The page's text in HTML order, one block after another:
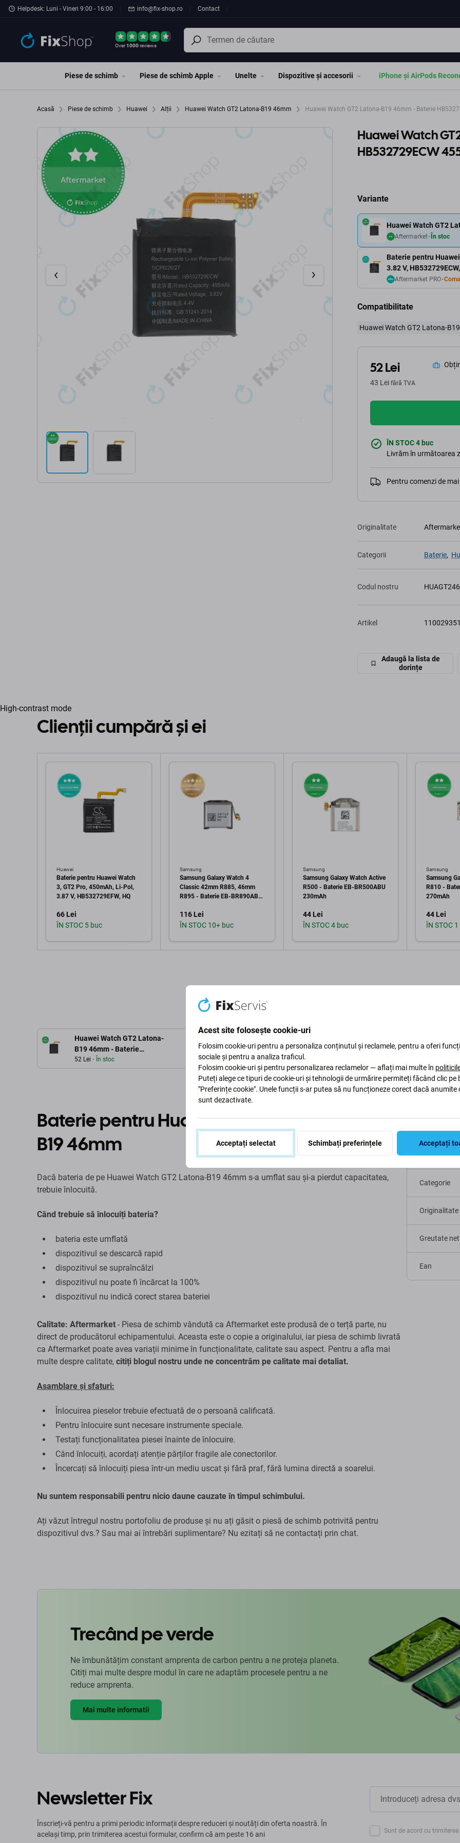
Preskočiť na hlavný obsah
Helpdesk: Luni - Vineri 9:00 - 16:00 info@fix-shop.ro Contact
Over1000reviews
Piese de schimb Piese de schimb Apple Unelte Dispozitive și accesorii iPhone și AirPods
Acasă Piese de schimb Huawei Alții Huawei Watch GT2 Latona-B19 46mm Huawei Watch GT2 Latona-B19 46mm - Baterie
Huawei Watch
HB532729ECW
Variante
Baterie pentru
3.82 V,
Aftermarket PRO
Huawei Watch GT2
Aftermarket În stoc
Compatibilitate
Huawei Watch GT2 Latona-
52 Lei
43 Lei fără TVA
ÎN STOC 4 buc
Livrăm în următoarea
Pentru comenzi de
Originalitate
Categorii Baterie,
Codul nostru
Artikel
Adaugă la lista de
dorințe
High-contrast mode
Clienții cumpără și ei
Huawei
Baterie pentru Huawei Watch
3, GT2 Pro, 450mAh, Li-Pol,
3.87 V, HB532729EFW, HQ
66 Lei
ÎN STOC 5 buc
Samsung
Samsung Galaxy Watch 4
Classic 42mm R885, 46mm
R895 - Baterie EB-BR890ABY
Genuine Service Pack
116 Lei
ÎN STOC 10+ buc
Samsung
Samsung Galaxy Watch Active
R500 - Baterie EB-BR500ABU
230mAh
44 Lei
ÎN STOC 4 buc
Samsung
Samsung
R810 -
270mAh
44 Lei
ÎN STOC
Huawei Watch GT2 Latona-
B19 46mm - Baterie
HB532729ECW 455mAh
52 Lei În stoc
Descriere și specificații Calitate Livrare și retururi
Baterie pentru Huawei Watch GT2 Latona-
B19 46mm
Dacă bateria de pe Huawei Watch GT2 Latona-B19 46mm s-a umflat sau și-a pierdut capacitatea,
trebuie înlocuită.
Când trebuie să înlocuiți bateria?
bateria este umflată
dispozitivul se descarcă rapid
dispozitivul se supraîncălzi
dispozitivul nu poate fi încărcat la 100%
dispozitivul nu indică corect starea bateriei
Calitate: Aftermarket - Piesa de schimb vândută ca Aftermarket este produsă de o terță parte, nu
direct de producătorul echipamentului. Aceasta este o copie a originalului, iar piesa de schimb livrată
ca Aftermarket poate avea variații minime în funcționalitate, calitate sau aspect. Pentru a afla mai
multe despre calitate, citiți blogul nostru unde ne concentrăm pe calitate mai detaliat.
Asamblare și sfaturi:
Înlocuirea pieselor trebuie efectuată de o persoană calificată.
Pentru înlocuire sunt necesare instrumente speciale.
Testați funcționalitatea piesei înainte de înlocuire.
Când înlocuiți, acordați atenție părților fragile ale conectorilor.
Încercați să înlocuiți piesa într-un mediu uscat și fără praf, fără lumina directă a soarelui.
Nu suntem responsabili pentru nicio daune cauzate în timpul schimbului.
Ați văzut întregul nostru portofoliu de produse și nu ați găsit o piesă de schimb potrivită pentru
dispozitivul dvs.? Sau mai ai întrebări suplimentare? Nu ezitați să ne contactați prin chat.
Tip
Categorie
Originalitate
Greutate
Ean
Trecând pe verde
Ne îmbunătățim constant amprenta de carbon pentru a ne proteja planeta.
Citiți mai multe despre modul în care ne adaptăm procesele pentru a ne
reduce amprenta.
Mai multe informatii
Newsletter Fix
Înscrieți-vă pentru a primi periodic informații despre reduceri și noutăți din oferta noastră. În
același timp, prin trimiterea acestui formular, confirm că am peste 16 ani
Sunt de acord cu
Acest site folosește cookie-uri
Folosim cookie-uri pentru a personaliza conținutul și reclamele, pentru a oferi
sociale și pentru a analiza traficul.
Folosim cookie-uri și pentru personalizarea reclamelor — aflați mai multe în
Puteți alege ce tipuri de cookie-uri și tehnologii de urmărire permiteți făcând clic pe
"Preferințe cookie". Unele funcții s-ar putea să nu funcționeze corect dacă anumite
sunt dezactivate.
Acceptați selectat Schimbați preferințele Acceptați